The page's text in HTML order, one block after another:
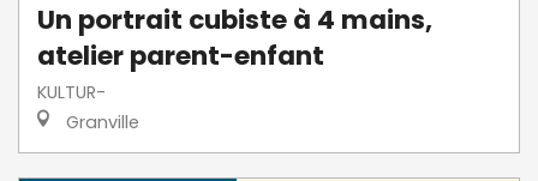
Un portrait cubiste à 4 mains,
atelier parent-enfant
KULTUR-
Granville